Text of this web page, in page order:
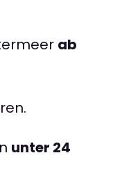
ab
unter 24